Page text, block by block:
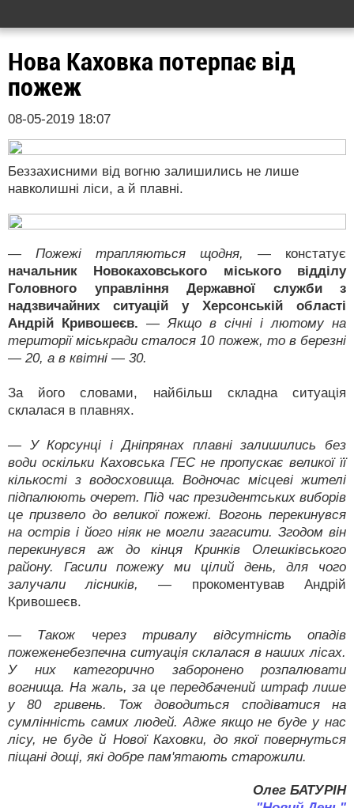
Нова Каховка потерпає від
пожеж
08-05-2019 18:07
Беззахисними від вогню залишились не лише
навколишні ліси, а й плавні.
— Пожежі трапляються щодня,
— констатує
начальник Новокаховського міського відділу
Головного управління Державної служби з
надзвичайних ситуацій у Херсонській області
Андрій Кривошеєв. — Якщо в січні і лютому на
території міськради сталося 10 пожеж, то в березні
— 20, а в квітні — 30.
За його словами, найбільш складна ситуація
склалася в плавнях.
— У Корсунці і Дніпрянах плавні залишились без
води оскільки Каховська ГЕС не пропускає великої її
кількості з водосховища. Водночас місцеві жителі
підпалюють очерет. Під час президентських виборів
це призвело до великої пожежі. Вогонь перекинувся
на острів і його ніяк не могли загасити. Згодом він
перекинувся аж до кінця Кринків Олешківського
району. Гасили пожежу ми цілий день, для чого
залучали лісників,
— прокоментував Андрій
Кривошеєв.
— Також через тривалу відсутність опадів
пожеженебезпечна ситуація склалася в наших лісах.
У них категорично заборонено розпалювати
вогнища. На жаль, за це передбачений штраф лише
у 80 гривень. Тож доводиться сподіватися на
сумлінність самих людей. Адже якщо не буде у нас
лісу, не буде й Нової Каховки, до якої повернуться
піщані дощі, які добре пам'ятають старожили.
Олег БАТУРІН